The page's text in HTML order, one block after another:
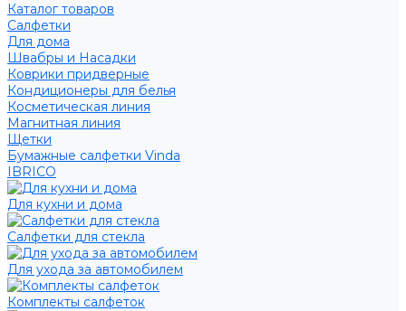
Каталог товаров
Салфетки
Для дома
Швабры и Насадки
Коврики придверные
Кондиционеры для белья
Косметическая линия
Магнитная линия
Щетки
Бумажные салфетки Vinda
IBRICO
Для кухни и дома
Салфетки для стекла
Для ухода за автомобилем
Комплекты салфеток